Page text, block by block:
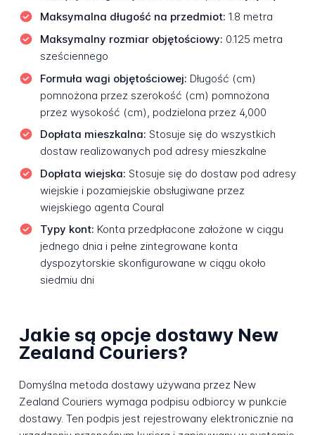
Maksymalna długość na przedmiot: 1.8 metra
Maksymalny rozmiar objętościowy: 0.125 metra
sześciennego
Formuła wagi objętościowej: Długość (cm)
pomnożona przez szerokość (cm) pomnożona
przez wysokość (cm), podzielona przez 4,000
Dopłata mieszkalna: Stosuje się do wszystkich
dostaw realizowanych pod adresy mieszkalne
Dopłata wiejska: Stosuje się do dostaw pod adresy
wiejskie i pozamiejskie obsługiwane przez
wiejskiego agenta Coural
Typy kont: Konta przedpłacone założone w ciągu
jednego dnia i pełne zintegrowane konta
dyspozytorskie skonfigurowane w ciągu około
siedmiu dni
Jakie są opcje dostawy New
Zealand Couriers?
Domyślna metoda dostawy używana przez New
Zealand Couriers wymaga podpisu odbiorcy w punkcie
dostawy. Ten podpis jest rejestrowany elektronicznie na